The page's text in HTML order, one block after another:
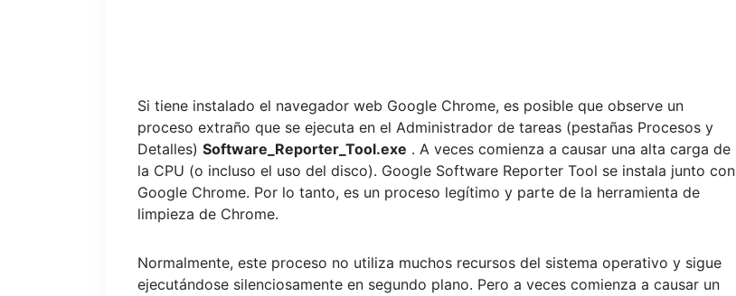
Si tiene instalado el navegador web Google Chrome, es posible que observe un
proceso extraño que se ejecuta en el Administrador de tareas (pestañas Procesos y
Detalles) Software_Reporter_Tool.exe . A veces comienza a causar una alta carga de
la CPU (o incluso el uso del disco). Google Software Reporter Tool se instala junto con
Google Chrome. Por lo tanto, es un proceso legítimo y parte de la herramienta de
limpieza de Chrome.
Normalmente, este proceso no utiliza muchos recursos del sistema operativo y sigue
ejecutándose silenciosamente en segundo plano. Pero a veces comienza a causar un